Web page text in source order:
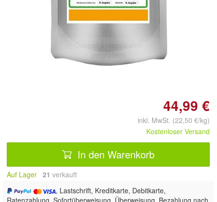
Doppelt antippen zum
vergrößern
44,99 €
inkl. MwSt. (22,50 €/kg)
Kostenloser Versand
In den Warenkorb
Auf Lager 21 verkauft
, Lastschrift, Kreditkarte, Debitkarte,
Ratenzahlung, Sofortüberweisung, Überweisung, Bezahlung nach